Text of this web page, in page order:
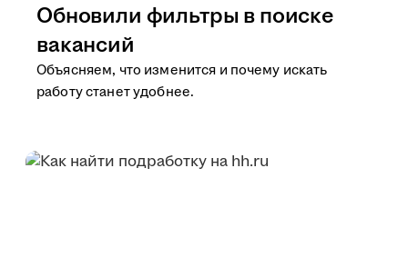
Обновили фильтры в поиске
вакансий
Объясняем, что изменится и почему искать
работу станет удобнее.